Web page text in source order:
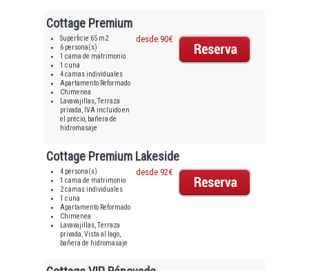
Cottage Premium
Superficie 65 m2
6 persona(s)
1 cama de matrimonio
1 cuna
4 camas individuales
Apartamento Reformado
Chimenea
Lavavajillas, Terraza
privada, IVA incluido en
el precio, bañera de
hidromasaje
desde 90€
Cottage Premium Lakeside
4 persona(s)
1 cama de matrimonio
2 camas individuales
1 cuna
Apartamento Reformado
Chimenea
Lavavajillas, Terraza
privada, Vista al lago,
bañera de hidromasaje
desde 92€